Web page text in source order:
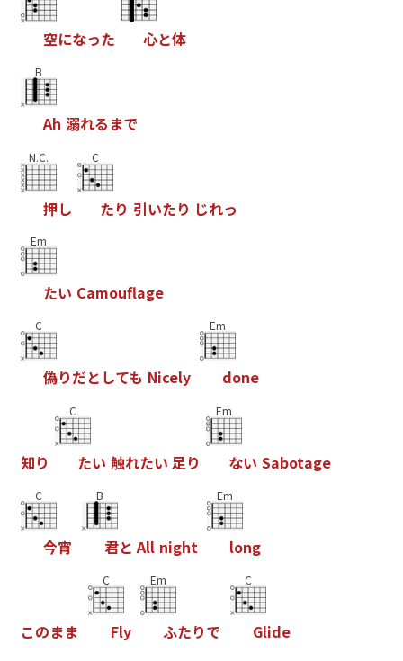
空になった 心と体
B
Ah 溺れる まで
N.C.
押し
C
たり 引いたり じれっ
Em
たい Camoufage
C
偽りだと しても Nicely
Em
done
知り
C
たい 触れたい 足り
Em
ない Sabotage
C
今宵
B
君と All night
Em
long
このまま
C
Fly
Em
ふたりで
C
Glide